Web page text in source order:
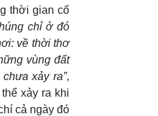
thời gian cố
chỉ ở đó
về thời thơ
vùng đất
xảy ra”,
xảy ra khi
cả ngày đó